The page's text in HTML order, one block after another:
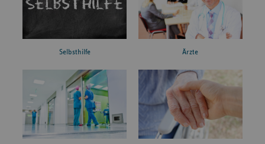
Selbsthilfe Ärzte